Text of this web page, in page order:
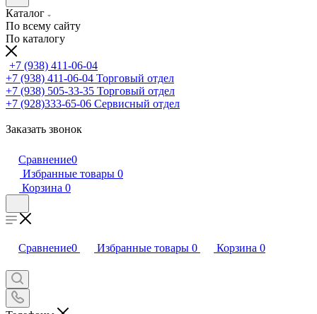
Каталог
По всему сайту
По каталогу
+7 (938) 411-06-04
+7 (938) 411-06-04 Торговый отдел
+7 (938) 505-33-35 Торговый отдел
+7 (928)333-65-06 Сервисный отдел
Заказать звонок
Сравнение0
Избранные товары 0
Корзина 0
Сравнение0 Избранные товары 0 Корзина 0